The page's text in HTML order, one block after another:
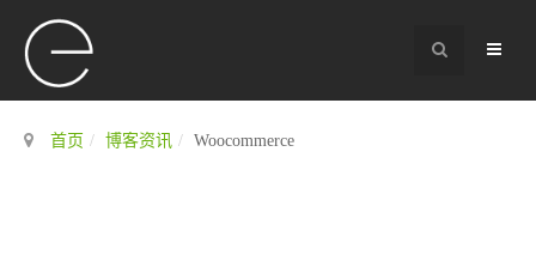
首页 博客资讯 Woocommerce